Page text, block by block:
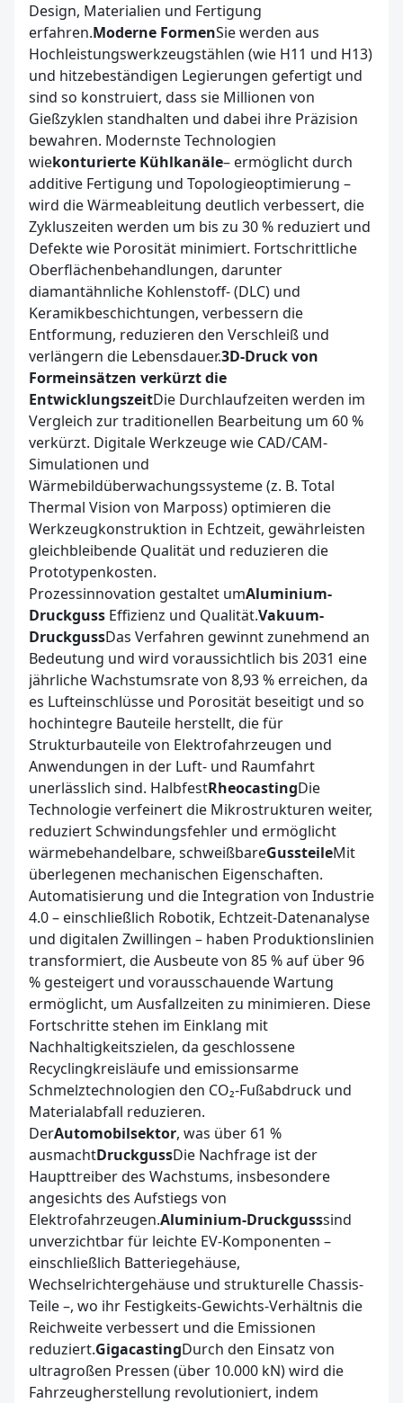
Design, Materialien und Fertigung
erfahren.Moderne FormenSie werden aus
Hochleistungswerkzeugstählen (wie H11 und H13)
und hitzebeständigen Legierungen gefertigt und
sind so konstruiert, dass sie Millionen von
Gießzyklen standhalten und dabei ihre Präzision
bewahren. Modernste Technologien
wiekonturierte Kühlkanäle– ermöglicht durch
additive Fertigung und Topologieoptimierung –
wird die Wärmeableitung deutlich verbessert, die
Zykluszeiten werden um bis zu 30 % reduziert und
Defekte wie Porosität minimiert. Fortschrittliche
Oberflächenbehandlungen, darunter
diamantähnliche Kohlenstoff- (DLC) und
Keramikbeschichtungen, verbessern die
Entformung, reduzieren den Verschleiß und
verlängern die Lebensdauer.3D-Druck von
Formeinsätzen verkürzt die
EntwicklungszeitDie Durchlaufzeiten werden im
Vergleich zur traditionellen Bearbeitung um 60 %
verkürzt. Digitale Werkzeuge wie CAD/CAM-
Simulationen und
Wärmebildüberwachungssysteme (z. B. Total
Thermal Vision von Marposs) optimieren die
Werkzeugkonstruktion in Echtzeit, gewährleisten
gleichbleibende Qualität und reduzieren die
Prototypenkosten.
Prozessinnovation gestaltet umAluminium-
Druckguss Effizienz und Qualität.Vakuum-
DruckgussDas Verfahren gewinnt zunehmend an
Bedeutung und wird voraussichtlich bis 2031 eine
jährliche Wachstumsrate von 8,93 % erreichen, da
es Lufteinschlüsse und Porosität beseitigt und so
hochintegre Bauteile herstellt, die für
Strukturbauteile von Elektrofahrzeugen und
Anwendungen in der Luft- und Raumfahrt
unerlässlich sind. HalbfestRheocastingDie
Technologie verfeinert die Mikrostrukturen weiter,
reduziert Schwindungsfehler und ermöglicht
wärmebehandelbare, schweißbareGussteileMit
überlegenen mechanischen Eigenschaften.
Automatisierung und die Integration von Industrie
4.0 – einschließlich Robotik, Echtzeit-Datenanalyse
und digitalen Zwillingen – haben Produktionslinien
transformiert, die Ausbeute von 85 % auf über 96
% gesteigert und vorausschauende Wartung
ermöglicht, um Ausfallzeiten zu minimieren. Diese
Fortschritte stehen im Einklang mit
Nachhaltigkeitszielen, da geschlossene
Recyclingkreisläufe und emissionsarme
Schmelztechnologien den CO₂-Fußabdruck und
Materialabfall reduzieren.
DerAutomobilsektor, was über 61 %
ausmachtDruckgussDie Nachfrage ist der
Haupttreiber des Wachstums, insbesondere
angesichts des Aufstiegs von
Elektrofahrzeugen.Aluminium-Druckgusssind
unverzichtbar für leichte EV-Komponenten –
einschließlich Batteriegehäuse,
Wechselrichtergehäuse und strukturelle Chassis-
Teile –, wo ihr Festigkeits-Gewichts-Verhältnis die
Reichweite verbessert und die Emissionen
reduziert.GigacastingDurch den Einsatz von
ultragroßen Pressen (über 10.000 kN) wird die
Fahrzeugherstellung revolutioniert, indem